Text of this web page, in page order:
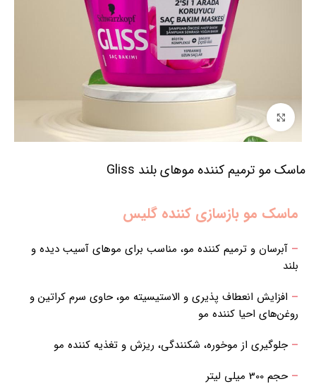
برای بزرگنمایی کلیک کنید
ماسک مو ترمیم کننده موهای بلند Gliss
ماسک مو بازسازی کننده گلیس
– آبرسان و ترمیم کننده مو، مناسب برای موهای آسیب دیده و
بلند
– افزایش انعطاف پذیری و الاستیسیته مو، حاوی سرم کراتین و
روغن‌های احیا کننده مو
– جلوگیری از موخوره، شکنندگی، ریزش و تغذیه کننده مو
– حجم 300 میلی لیتر